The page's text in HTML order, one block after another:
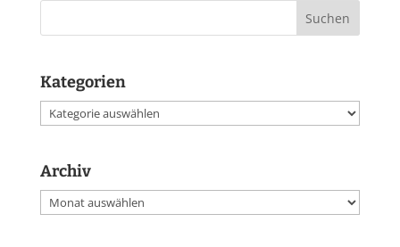
Kategorien
Kategorien
Archiv
Archiv